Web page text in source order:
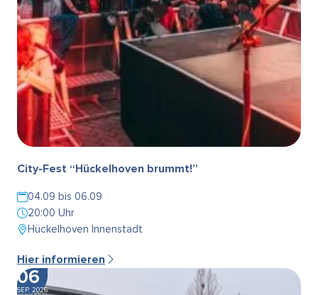
City-Fest “Hückelhoven brummt!”
04.09 bis 06.09
20:00 Uhr
Hückelhoven Innenstadt
Hier informieren
06
SEP. 2026